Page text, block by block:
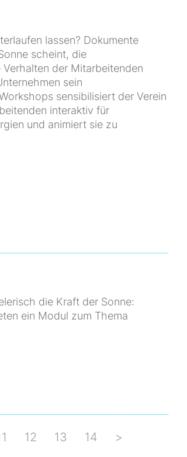
lassen? Dokumente
scheint, die
der Mitarbeitenden
sein
sensibilisiert der Verein
interaktiv für
und animiert sie zu
die Kraft der Sonne:
ein Modul zum Thema
12 13 14 >